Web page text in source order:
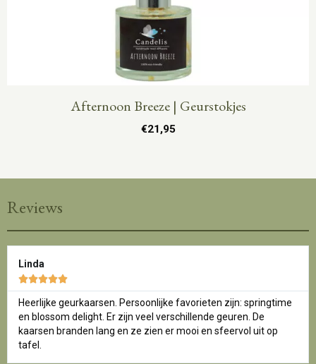
Afternoon Breeze | Geurstokjes
€21,95
Reviews
Linda

Heerlijke geurkaarsen. Persoonlijke favorieten zijn: springtime
en blossom delight. Er zijn veel verschillende geuren. De
kaarsen branden lang en ze zien er mooi en sfeervol uit op
tafel.